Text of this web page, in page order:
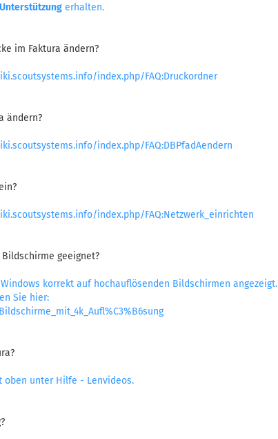
erhalten.
im Faktura ändern?
index.php/FAQ:Druckordner
ändern?
index.php/FAQ:DBPfadAendern
index.php/FAQ:Netzwerk_einrichten
geeignet?
korrekt auf hochauflösenden Bildschirmen angezeigt.
Sie hier:
oben unter Hilfe - Lenvideos.